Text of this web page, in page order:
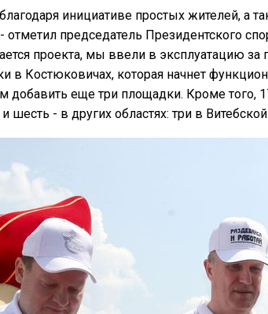
инициативе простых жителей, а
председатель Президентского
проекта, мы ввели в эксплуатацию
в Костюковичах, которая начнет
добавить еще три площадки. Кроме того,
шесть - в других областях: три в